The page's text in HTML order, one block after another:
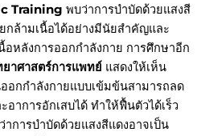
Training พบว่าการบำบัดด้วยแสงสี
กล้ามเนื้อได้อย่างมีนัยสำคัญและ
อหลังการออกกำลังกาย การศึกษาอีก
ยาศาสตร์การแพทย์ แสดงให้เห็น
อกกำลังกายแบบเข้มข้นสามารถลด
าการอักเสบได้ ทำให้ฟื้นตัวได้เร็ว
การบำบัดด้วยแสงสีแดงอาจเป็น